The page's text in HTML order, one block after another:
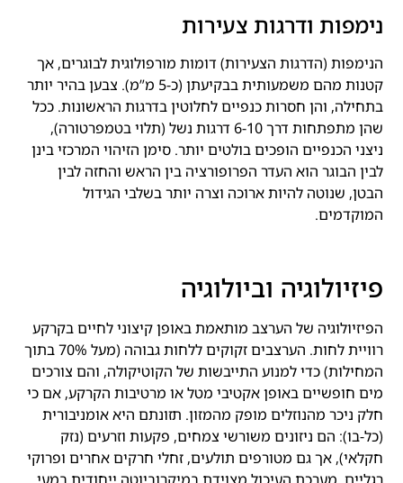
נימפות ודרגות צעירות
הנימפות (הדרגות הצעירות) דומות מורפולוגית לבוגרים, אך
קטנות מהם משמעותית בבקיעתן (כ-5 מ”מ). צבען בהיר יותר
בתחילה, והן חסרות כנפיים לחלוטין בדרגות הראשונות. ככל
שהן מתפתחות דרך 6-10 דרגות נשל (תלוי בטמפרטורה),
ניצני הכנפיים הופכים בולטים יותר. סימן הזיהוי המרכזי בינן
לבין הבוגר הוא העדר הפרופורציה בין הראש והחזה לבין
הבטן, שנוטה להיות ארוכה וצרה יותר בשלבי הגידול
המוקדמים.
פיזיולוגיה וביולוגיה
הפיזיולוגיה של הערצב מותאמת באופן קיצוני לחיים בקרקע
רוויית לחות. הערצבים זקוקים ללחות גבוהה (מעל 70% בתוך
המחילות) כדי למנוע התייבשות של הקוטיקולה, והם צורכים
מים חופשיים באופן אקטיבי מטל או מרטיבות הקרקע, אם כי
חלק ניכר מהנוזלים מופק מהמזון. תזונתם היא אומניבורית
(כל-בו): הם ניזונים משורשי צמחים, פקעות וזרעים (נזק
חקלאי), אך גם מטורפים תולעים, זחלי חרקים אחרים ופרוקי
רגליים. מערכת העיכול מצוידת במיקרוביוטה ייחודית במעי